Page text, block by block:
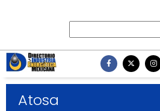
Atosa